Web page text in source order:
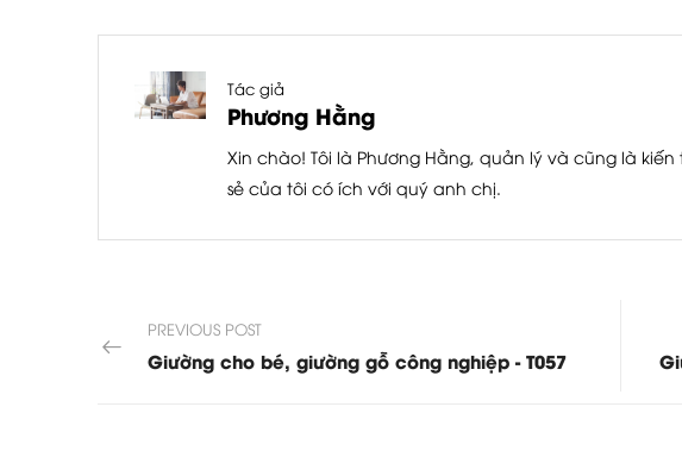
Tác giả
Phương Hằng
Xin chào! Tôi là Phương Hằng, quản lý và cũng là
sẻ của tôi có ích với quý anh chị.
PREVIOUS POST
Giường cho bé, giường gỗ công nghiệp - T057